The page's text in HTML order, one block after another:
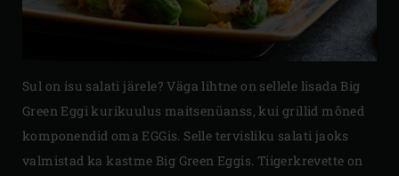
Sul on isu salati järele? Väga lihtne on sellele lisada Big
Green Eggi kurikuulus maitsenüanss, kui grillid mõned
komponendid oma EGGis. Selle tervisliku salati jaoks
valmistad ka kastme Big Green Eggis. Tiigerkrevette on